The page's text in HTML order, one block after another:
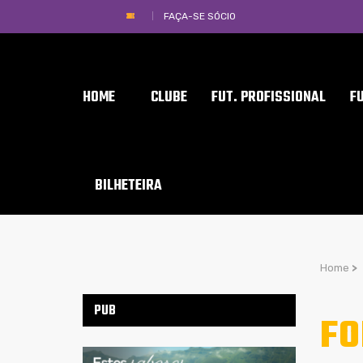
FAÇA-SE SÓCIO
HOME CLUBE FUT. PROFISSIONAL
BILHETEIRA
Home >
PUB